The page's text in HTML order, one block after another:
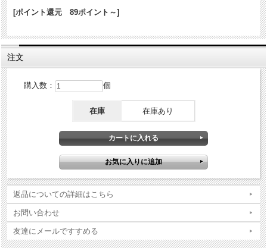
※Zippo本体の底（ボトム）の製造年・月とインサイドユニットの製造
年・月は、一致しない場合がございます。ストックを利用する関係上
※当店では真贋確認の上、簡易クリーニング、フリントの発火ができ
る状態で販売しておりますが、現状でのお渡しになりますので、商品
写真やコンディション説明をご確認の上ご購入ください。
[ポイント還元 89ポイント～]
注文
購入数： 個
在庫 在庫あり
返品についての詳細はこちら
お問い合わせ
友達にメールですすめる